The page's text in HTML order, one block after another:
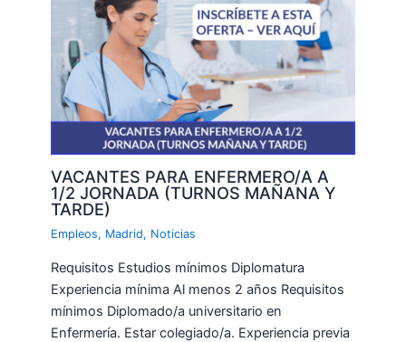
VACANTES PARA ENFERMERO/A A
1/2 JORNADA (TURNOS MAÑANA Y
TARDE)
Empleos, Madrid, Noticias
Requisitos Estudios mínimos Diplomatura
Experiencia mínima Al menos 2 años Requisitos
mínimos Diplomado/a universitario en
Enfermería. Estar colegiado/a. Experiencia previa